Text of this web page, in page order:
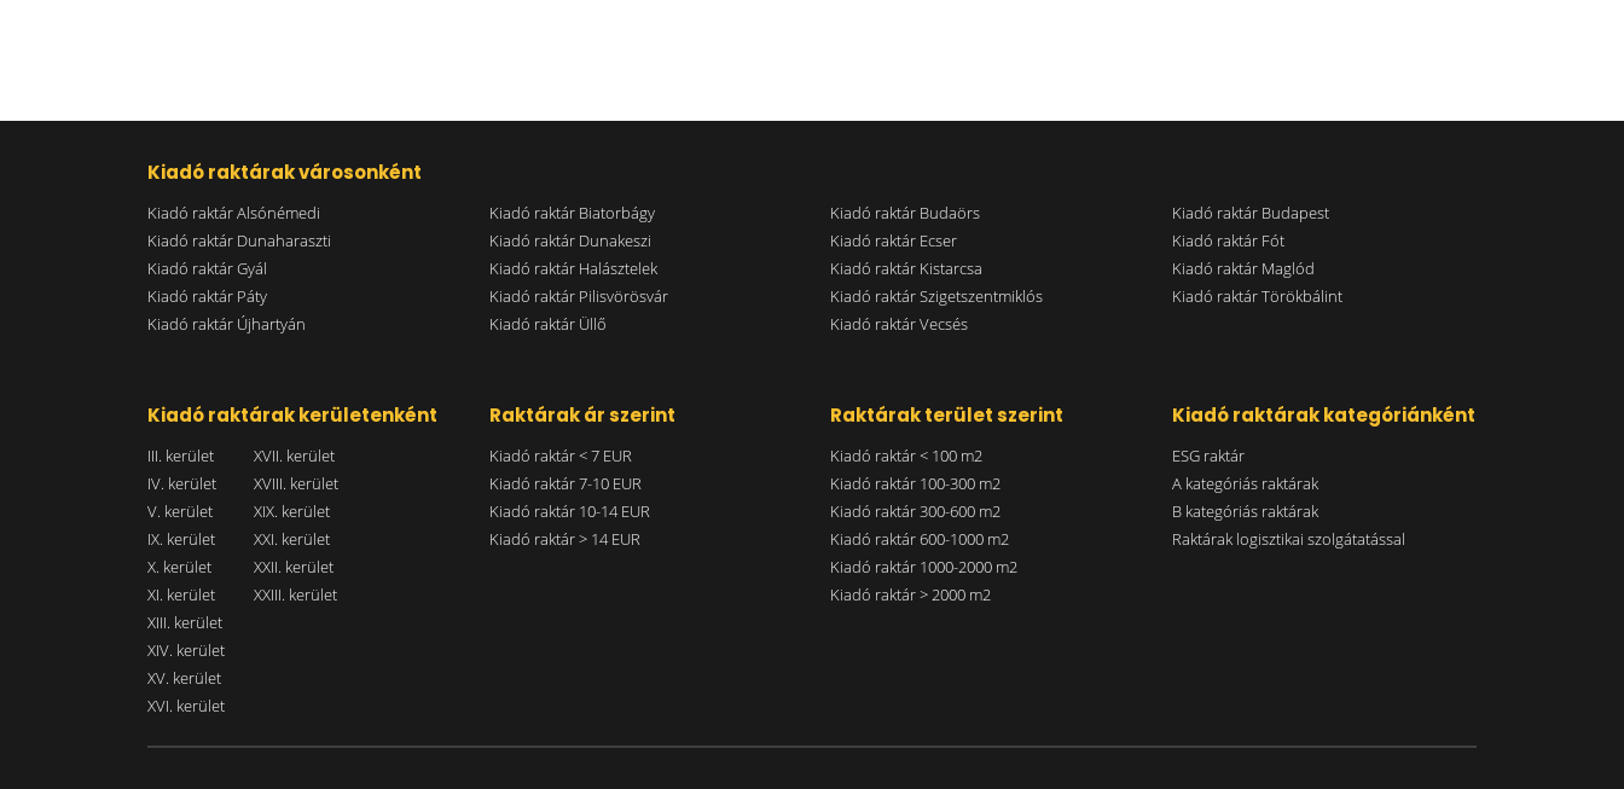
Kiadó raktárak városonként
Kiadó raktár Alsónémedi Kiadó raktár Biatorbágy Kiadó raktár Budaörs
Kiadó raktár Budapest
Kiadó raktár Dunaharaszti
Kiadó raktár Dunakeszi Kiadó raktár Ecser
Kiadó raktár Fót
Kiadó raktár Gyál
Kiadó raktár Halásztelek Kiadó raktár Kistarcsa
Kiadó raktár Maglód
Kiadó raktár Páty
Kiadó raktár Pilisvörösvár Kiadó raktár Szigetszentmiklós
Kiadó raktár Törökbálint
Kiadó raktár Újhartyán
Kiadó raktár Üllő Kiadó raktár Vecsés
Kiadó raktárak kerületenként
III. kerület
IV. kerület
V. kerület
IX. kerület
X. kerület
XI. kerület
XIII. kerület
XIV. kerület
XV. kerület
XVI. kerület
XVII. kerület
XVIII. kerület
XIX. kerület
XXI. kerület
XXII. kerület
XXIII. kerület
Raktárak ár szerint
Kiadó raktár < 7 EUR
Kiadó raktár 7-10 EUR
Kiadó raktár 10-14 EUR
Kiadó raktár > 14 EUR
Raktárak terület szerint
Kiadó raktár < 100 m2
Kiadó raktár 100-300 m2
Kiadó raktár 300-600 m2
Kiadó raktár 600-1000 m2
Kiadó raktár 1000-2000 m2
Kiadó raktár > 2000 m2
Kiadó raktárak kategóriánként
ESG raktár
A kategóriás raktárak
B kategóriás raktárak
Raktárak logisztikai szolgátatással